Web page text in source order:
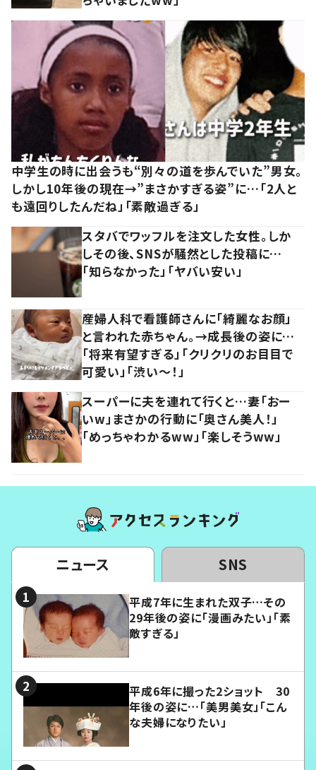
中学生の時に出会うも“別々の道を歩んでいた”男女。
しかし10年後の現在→”まさかすぎる姿”に…「2人と
も遠回りしたんだね」「素敵過ぎる」
スタバでワッフルを注文した女性。しか
しその後、SNSが騒然とした投稿に…
「知らなかった」「ヤバい安い」
産婦人科で看護師さんに「綺麗なお顔」
と言われた赤ちゃん。→成長後の姿に…
「将来有望すぎる」「クリクリのお目目で
可愛い」「渋い～！」
スーパーに夫を連れて行くと…妻「おー
いw」まさかの行動に「奥さん美人！」
「めっちゃわかるww」「楽しそうww」
ニュース SNS
平成7年に生まれた双子…その
29年後の姿に「漫画みたい」「素
敵すぎる」
平成6年に撮った2ショット 30
年後の姿に…「美男美女」「こん
な夫婦になりたい」